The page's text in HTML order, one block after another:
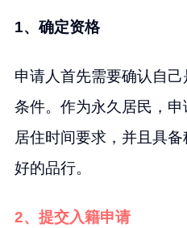
1、确定资格
申请人首先需要确认自
条件。作为永久居民，
居住时间要求，并且具
好的品行。
2、提交入籍申请